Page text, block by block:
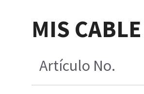
MIS
Artículo No.